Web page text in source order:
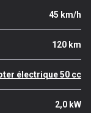
45 km/h
120 km
électrique 50 cc
2,0 kW